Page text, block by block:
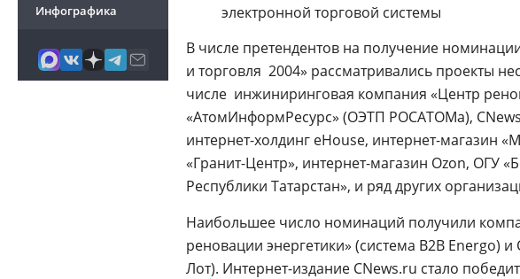
Инфографика
электронной торговой системы
В числе претендентов на получение
и торговля  2004» рассматривались проекты
числе  инжиниринговая компания «Центр
«АтомИнформРесурс» (ОЭТП РОСАТОМа),
интернет-холдинг eHouse, интернет-магазин
«Гранит-Центр», интернет-магазин Ozon, ОГУ
Республики Татарстан», и ряд других
Наибольшее число номинаций получили
реновации энергетики» (система В2В Energo)
Лот). Интернет-издание CNews.ru стало